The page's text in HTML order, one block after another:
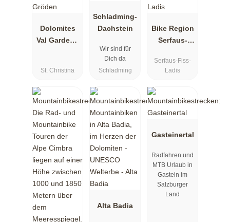
Dolomites
Val Gardena
St. Christina
Schladming-
Dachstein
Wir sind für
Dich da
Schladming
Bike Region
Serfaus-
Serfaus-Fiss-
Ladis
Alta Badia
Gasteinertal
Radfahren und
MTB Urlaub in
Gastein im
Salzburger
Land